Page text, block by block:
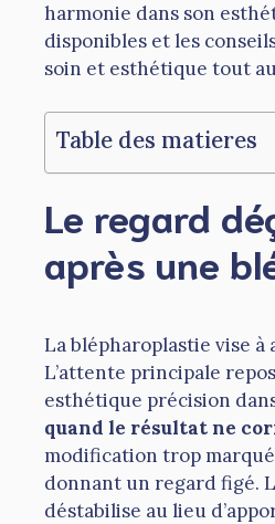
harmonie dans son
disponibles et les
soin et esthétique tout
Table des matieres
Le regard
après une
La blépharoplastie vise
L’attente principale
esthétique précision
quand le résultat ne
modification trop
donnant un regard figé.
déstabilise au lieu